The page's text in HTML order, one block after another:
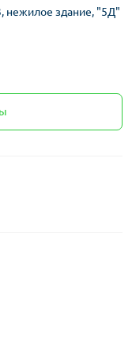
модель по
сочетание
варианты с
кухонными
нежилое здание, "5Д"